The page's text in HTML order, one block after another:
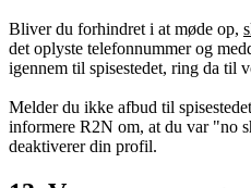
Bliver du forhindret i at møde op,
det oplyste telefonnummer og
igennem til spisestedet, ring da til
Melder du ikke afbud til
informere R2N om, at du var "no
deaktiverer din profil.